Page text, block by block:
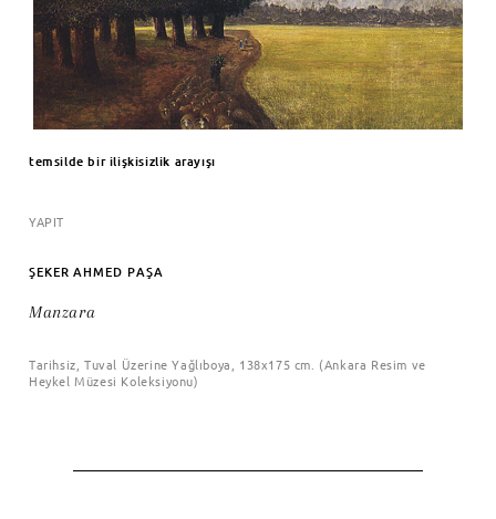
temsilde bir ilişkisizlik arayışı
YAPIT
ŞEKER AHMED PAŞA
Manzara
Tarihsiz, Tuval Üzerine Yağlıboya, 138x175 cm. (Ankara Resim ve
Heykel Müzesi Koleksiyonu)